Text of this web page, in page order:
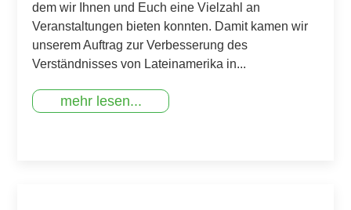
dem wir Ihnen und Euch eine Vielzahl an
Veranstaltungen bieten konnten. Damit kamen wir
unserem Auftrag zur Verbesserung des
Verständnisses von Lateinamerika in...
mehr lesen...